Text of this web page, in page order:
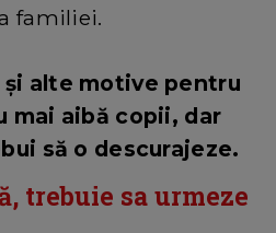
familiei.
și alte motive pentru
mai aibă copii, dar
să o descurajeze.
trebuie sa urmeze